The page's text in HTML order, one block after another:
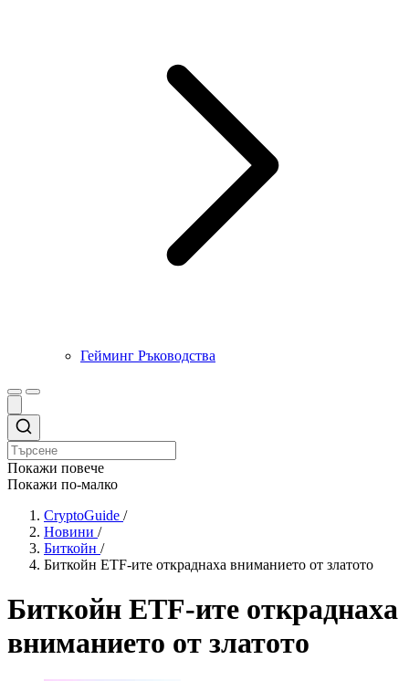
Гейминг Ръководства
Покажи повече
Покажи по-малко
CryptoGuide /
Новини /
Биткойн /
Биткойн ETF-ите откраднаха вниманието от златото
Биткойн ETF-ите откраднаха
вниманието от златото